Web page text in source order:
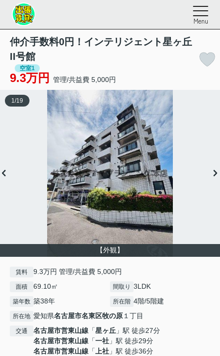
Menu
仲介手数料0円！インテリジェント星ヶ丘
II号館
空室1
9.3万円 管理/共益費 5,000円
【外観】
1 /19
賃料 9.3万円 管理/共益費 5,000円
面積 69.10㎡ 間取り 3LDK
築年数 築38年 所在階 4階/5階建
所在地 愛知県名古屋市名東区牧の原 １丁目
交通 名古屋市営東山線 「星ヶ丘 」駅 徒歩27分
名古屋市営東山線 「一社 」駅 徒歩29分
名古屋市営東山線 「 上社 」駅 徒歩36分